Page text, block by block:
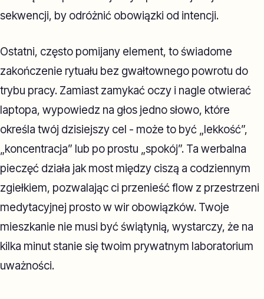
sekwencji, by odróżnić obowiązki od intencji.
Ostatni, często pomijany element, to świadome
zakończenie rytuału bez gwałtownego powrotu do
trybu pracy. Zamiast zamykać oczy i nagle otwierać
laptopa, wypowiedz na głos jedno słowo, które
określa twój dzisiejszy cel - może to być „lekkość”,
„koncentracja” lub po prostu „spokój”. Ta werbalna
pieczęć działa jak most między ciszą a codziennym
zgiełkiem, pozwalając ci przenieść flow z przestrzeni
medytacyjnej prosto w wir obowiązków. Twoje
mieszkanie nie musi być świątynią, wystarczy, że na
kilka minut stanie się twoim prywatnym laboratorium
uważności.